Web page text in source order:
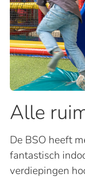
Alle
De BSO heeft
fantastisch
verdiepingen